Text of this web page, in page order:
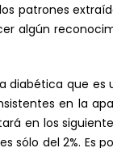
patrones
algún
diabética que es
en la
en los
del 2%. Es